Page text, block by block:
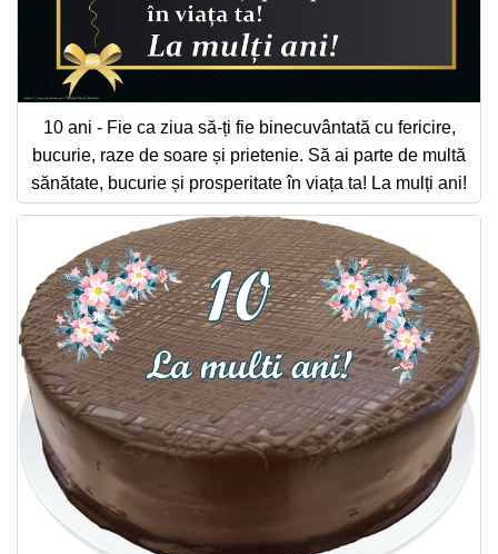
Conecteaza-te
10 ani - Fie ca ziua să-ți fie binecuvântată cu fericire,
bucurie, raze de soare și prietenie. Să ai parte de multă
sănătate, bucurie și prosperitate în viața ta! La mulți ani!